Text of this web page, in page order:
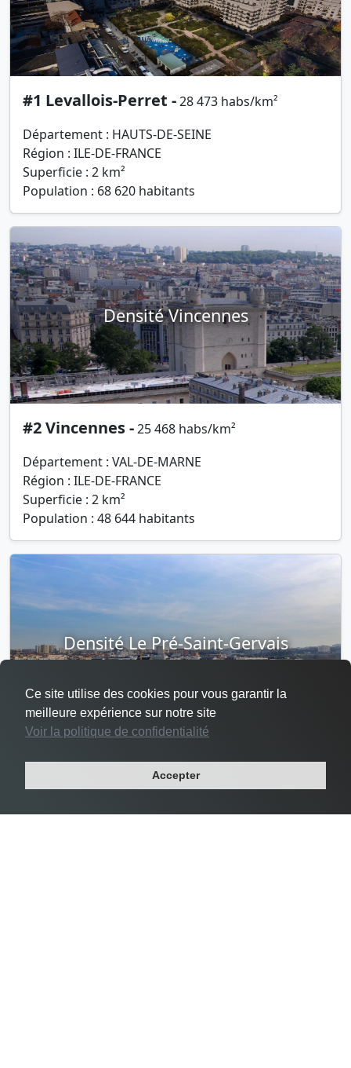
#1 Levallois-Perret -28 473 habs/km²
Département : HAUTS-DE-SEINE
Région : ILE-DE-FRANCE
Superficie : 2 km²
Population : 68 620 habitants
Densité Vincennes
#2 Vincennes -25 468 habs/km²
Département : VAL-DE-MARNE
Région : ILE-DE-FRANCE
Superficie : 2 km²
Population : 48 644 habitants
Densité Le Pré-Saint-Gervais
Département : SEINE-SAINT-DENIS
Ce site utilise des cookies pour vous garantir la
meilleure expérience sur notre site
Voir la politique de confidentialité
Accepter